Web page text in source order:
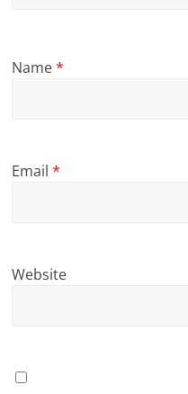
Name*
Email*
Website